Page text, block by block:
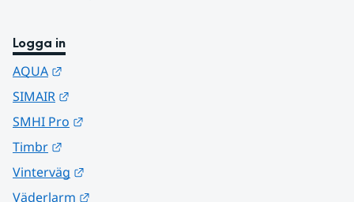
Logga in
AQUA
SIMAIR
SMHI Pro
Timbr
Vinterväg
Väderlarm